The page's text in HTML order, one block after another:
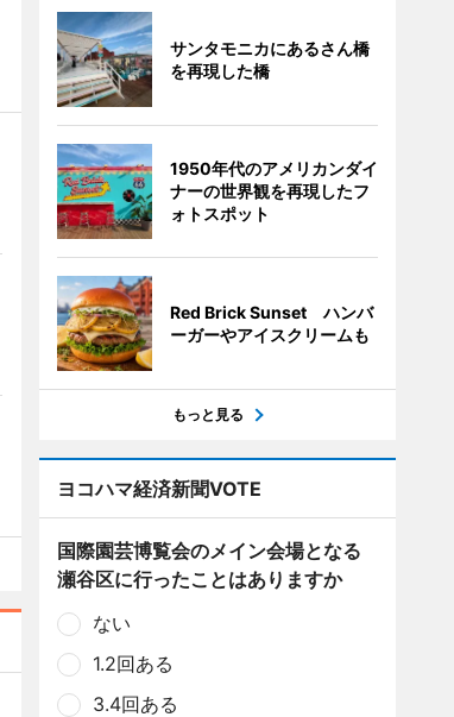
サンタモニカにあるさん橋
を再現した橋
1950年代のアメリカンダイ
ナーの世界観を再現したフ
ォトスポット
Red Brick Sunset ハンバ
ーガーやアイスクリームも
もっと見る
ヨコハマ経済新聞VOTE
国際園芸博覧会のメイン会場となる
瀬谷区に行ったことはありますか
ない
1.2回ある
3.4回ある